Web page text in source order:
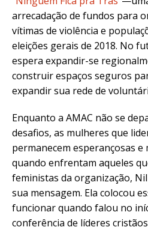
arrecadação de fundos para
vítimas de violência e
eleições gerais de 2018. No
espera expandir-se
construir espaços seguros
expandir sua rede de
Enquanto a AMAC não se
desafios, as mulheres que
permanecem esperançosas e
quando enfrentam aqueles
feministas da organização,
sua mensagem. Ela colocou
funcionar quando falou no
conferência de líderes